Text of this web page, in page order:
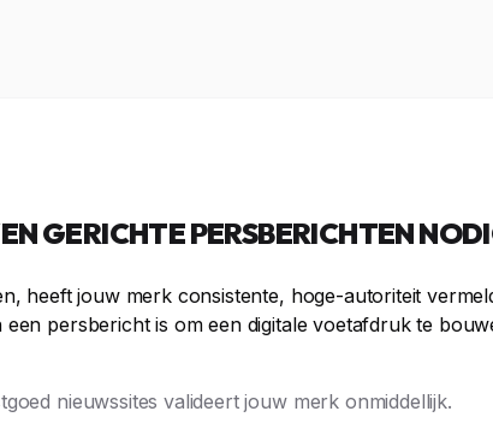
GERICHTE PERSBERICHTEN
heeft jouw merk consistente, hoge-autoriteit
persbericht is om een digitale voetafdruk te
nieuwssites valideert jouw merk onmiddellijk.